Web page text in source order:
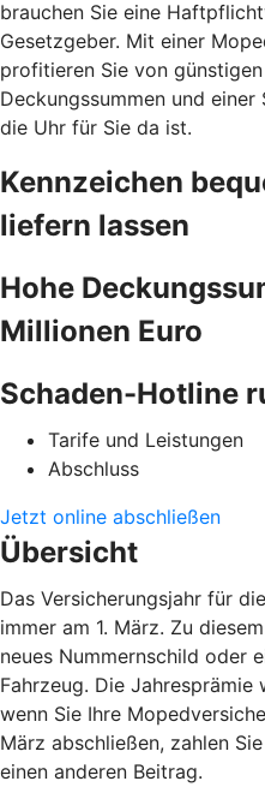
brauchen Sie eine
Gesetzgeber. Mit einer
profitieren Sie von
Deckungssummen und
die Uhr für Sie da ist.
Kennzeichen
liefern lassen
Hohe
Millionen Euro
Schaden-Hotline
Tarife und Leistungen
Abschluss
Jetzt online abschließen
Übersicht
Das Versicherungsjahr für
immer am 1. März. Zu
neues Nummernschild oder
Fahrzeug. Die
wenn Sie Ihre
März abschließen, zahlen
einen anderen Beitrag.